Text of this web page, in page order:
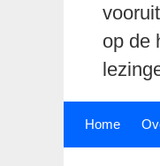
op de
Home